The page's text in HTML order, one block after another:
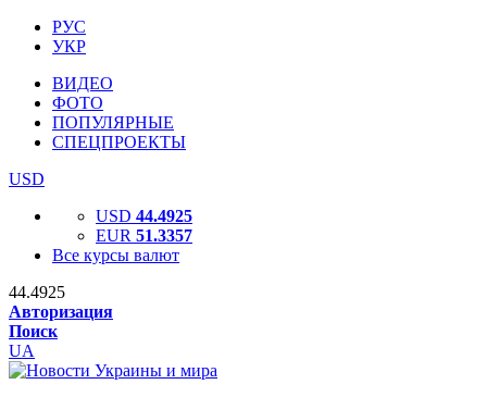
РУС
УКР
ВИДЕО
ФОТО
ПОПУЛЯРНЫЕ
СПЕЦПРОЕКТЫ
USD
USD 44.4925
EUR 51.3357
Все курсы валют
44.4925
Авторизация
Поиск
UA